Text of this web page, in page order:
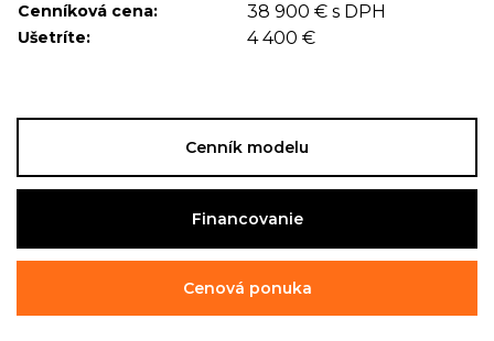
Cenníková cena: 38 900 € s DPH
Ušetríte: 4 400 €
Cenník modelu
Financovanie
Cenová ponuka